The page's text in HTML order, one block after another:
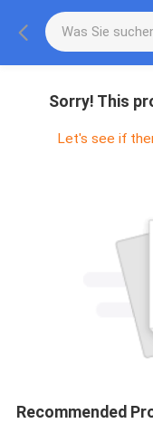
Sorry! This
Let's see if
Recommended